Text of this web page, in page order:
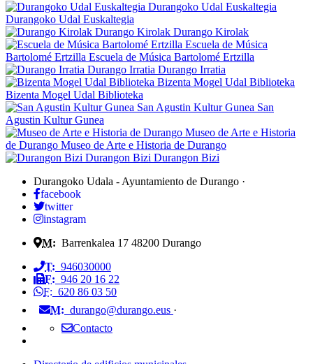
Durangoko Udal Euskaltegia
Durangoko Udal Euskaltegia
Durango Kirolak Durango Kirolak
Escuela de Música
Bartolomé Ertzilla Escuela de Música Bartolomé Ertzilla
Durango Irratia Durango Irratia
Bizenta Mogel Udal Biblioteka
Bizenta Mogel Udal Biblioteka
San Agustin Kultur Gunea San
Agustin Kultur Gunea
Museo de Arte e Historia
de Durango Museo de Arte e Historia de Durango
Durangon Bizi Durangon Bizi
Durangoko Udala - Ayuntamiento de Durango ·
facebook
twitter
instagram
M: Barrenkalea 17 48200 Durango
T: 946030000
F: 946 20 16 22
F: 620 86 03 50
M: durango@durango.eus ·
Contacto